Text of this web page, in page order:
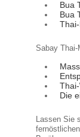
Bua
Bua
Sabay Thai-
Die
Lassen Sie